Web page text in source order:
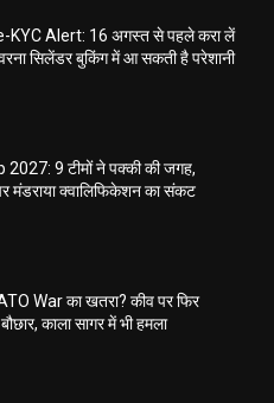
KYC Alert: 16 अगस्त से पहले करा लें
सिलेंडर बुकिंग में आ सकती है परेशानी
2027: 9 टीमों ने पक्की की जगह,
मंडराया क्वालिफिकेशन का संकट
War का खतरा? कीव पर फिर
काला सागर में भी हमला